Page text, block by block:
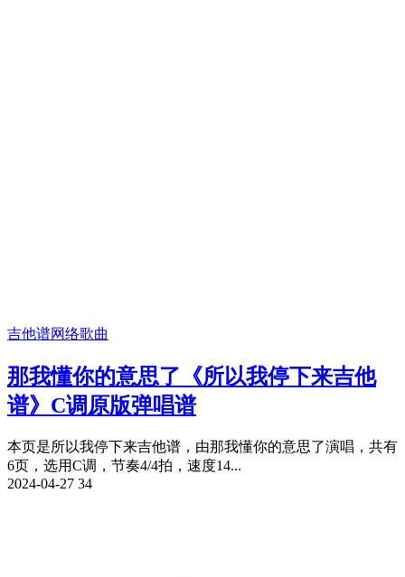
吉他谱网络歌曲
那我懂你的意思了《所以我停下来吉他
谱》C调原版弹唱谱
本页是所以我停下来吉他谱，由那我懂你的意思了演唱，共有
6页，选用C调，节奏4/4拍，速度14...
2024-04-27 34